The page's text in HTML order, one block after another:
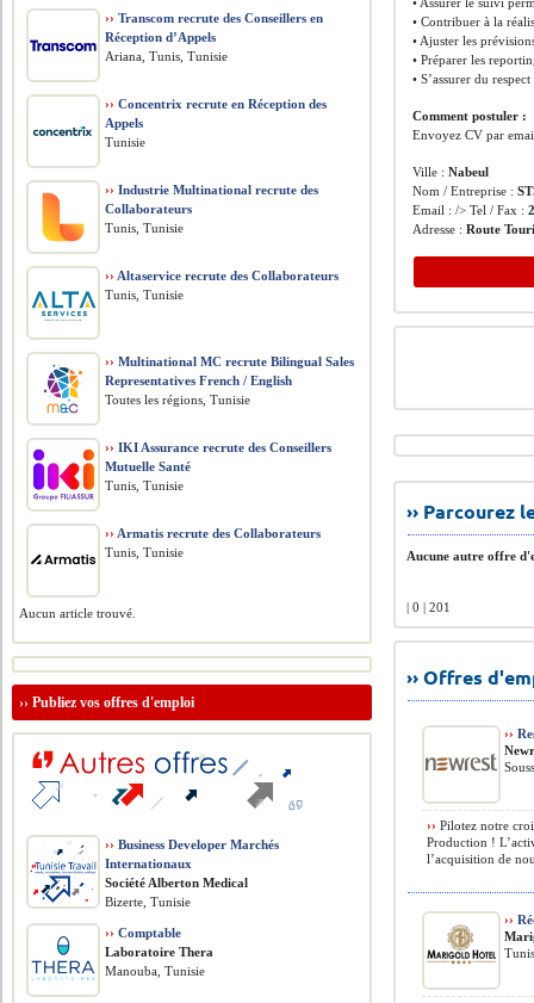
• Contribuer à la
• Ajuster les
• Préparer les
• S’assurer du
Comment postuler :
Envoyez CV par
Ville :Nabeul
Nom / Entreprise :
Email : /> Tel / Fax :
Adresse :Route
››
Aucune autre offre
| 0 | 201
›› Offres
››
›› Pilotez notre
Production !
l’acquisition de
››
›› Transcom recrute des Conseillers en
Réception d’Appels
Ariana, Tunis, Tunisie
›› Concentrix recrute en Réception des
Appels
Tunisie
›› Industrie Multinational recrute des
Collaborateurs
Tunis, Tunisie
›› Altaservice recrute des Collaborateurs
Tunis, Tunisie
›› Multinational MC recrute Bilingual Sales
Representatives French / English
Toutes les régions, Tunisie
›› IKI Assurance recrute des Conseillers
Mutuelle Santé
Tunis, Tunisie
›› Armatis recrute des Collaborateurs
Tunis, Tunisie
Aucun article trouvé.
››Publiez vos offres d'emploi
›› Business Developer Marchés
Internationaux
Société Alberton Medical
Bizerte, Tunisie
›› Comptable
Laboratoire Thera
Manouba, Tunisie